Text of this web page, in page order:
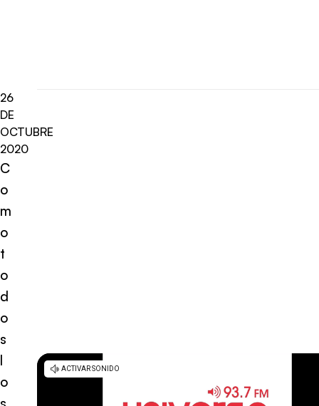
26
DE
OCTUBRE
2020
C
o
m
o
t
o
d
o
s
l
o